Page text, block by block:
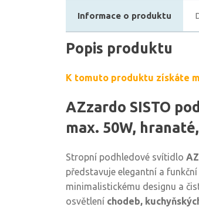
Informace o produktu
Popis produktu
K tomuto produktu získáte
AZzardo SISTO
max. 50W,
Stropní podhledové svítidlo
představuje elegantní a
minimalistickému designu a
osvětlení chodeb,